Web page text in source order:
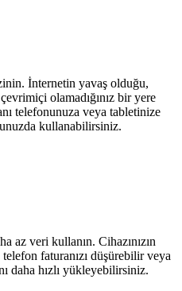
İnternetin yavaş olduğu,
olamadığınız bir yere
telefonunuza veya tabletinize
kullanabilirsiniz.
az veri kullanın. Cihazınızın
faturanızı düşürebilir veya
daha hızlı yükleyebilirsiniz.